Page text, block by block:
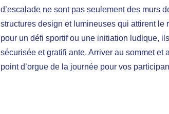
d’escalade ne sont pas seulement des murs
structures design et lumineuses qui attirent le
pour un défi sportif ou une initiation ludique,
sécurisée et gratifi ante. Arriver au sommet et
point d’orgue de la journée pour vos